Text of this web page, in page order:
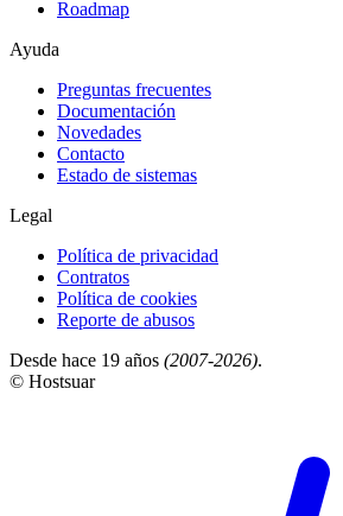
Roadmap
Ayuda
Preguntas frecuentes
Documentación
Novedades
Contacto
Estado de sistemas
Legal
Política de privacidad
Contratos
Política de cookies
Reporte de abusos
Desde hace 19 años (2007-2026).
© Hostsuar